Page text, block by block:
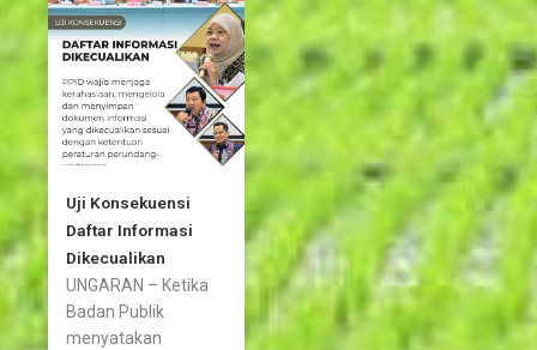
Uji Konsekuensi
Daftar Informasi
Dikecualikan
UNGARAN – Ketika
Badan Publik
menyatakan